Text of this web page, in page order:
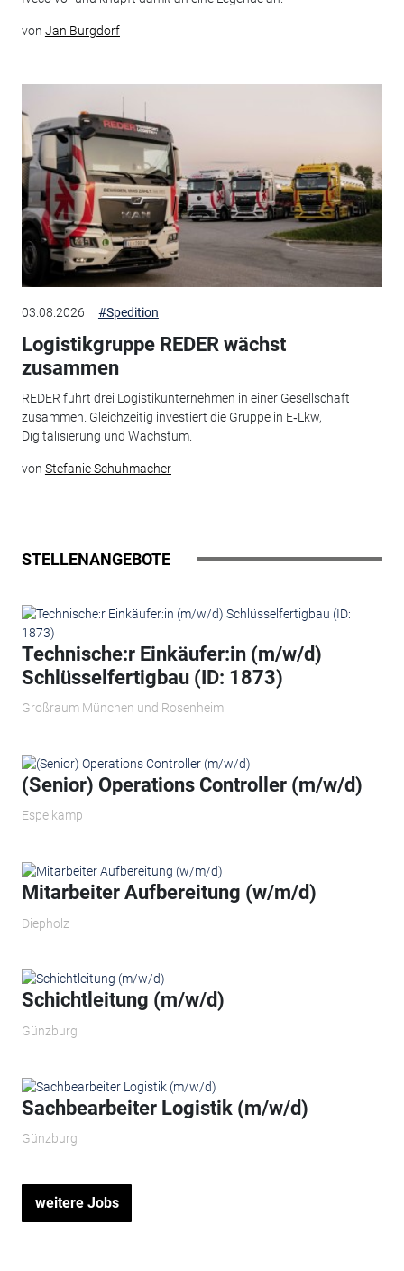
von Jan Burgdorf
03.08.2026 #Spedition
Logistikgruppe REDER wächst
zusammen
REDER führt drei Logistikunternehmen in einer Gesellschaft
zusammen. Gleichzeitig investiert die Gruppe in E‑Lkw,
Digitalisierung und Wachstum.
von Stefanie Schuhmacher
STELLENANGEBOTE
Technische:r Einkäufer:in (m/w/d)
Schlüsselfertigbau (ID: 1873)
Großraum München und Rosenheim
(Senior) Operations Controller (m/w/d)
Espelkamp
Mitarbeiter Aufbereitung (w/m/d)
Diepholz
Schichtleitung (m/w/d)
Günzburg
Sachbearbeiter Logistik (m/w/d)
Günzburg
weitere Jobs